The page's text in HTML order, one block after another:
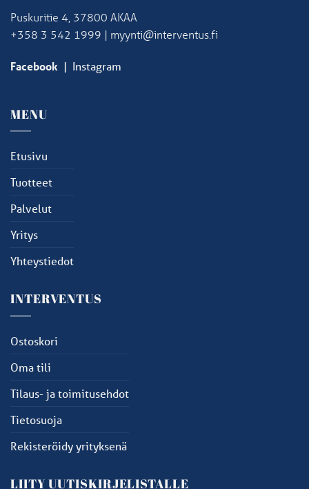
Puskuritie 4, 37800 AKAA
+358 3 542 1999 | myynti@interventus.fi
Facebook | Instagram
MENU
Etusivu
Tuotteet
Palvelut
Yritys
Yhteystiedot
INTERVENTUS
Ostoskori
Oma tili
Tilaus- ja toimitusehdot
Tietosuoja
Rekisteröidy yrityksenä
LIITY UUTISKIRJELISTALLE